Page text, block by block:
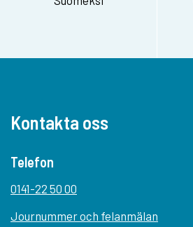
Kontakta oss
Telefon
0141-22 50 00
Journummer och felanmälan